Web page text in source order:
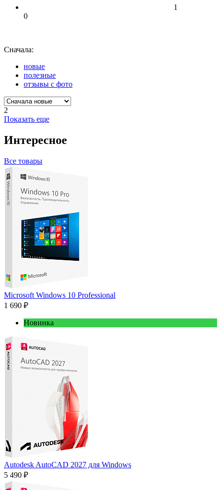
1
0
Сначала:
новые
полезные
отзывы с фото
2
Показать еще
Интересное
Все товары
Microsoft Windows 10 Professional
1 690 ₽
Новинка
Autodesk AutoCAD 2027 для Windows
5 490 ₽